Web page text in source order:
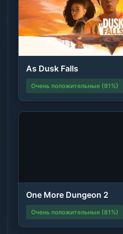
As Dusk Falls
Очень положительные (91%)
One More Dungeon 2
Очень положительные (81%)